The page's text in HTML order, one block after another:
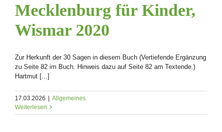
Mecklenburg für Kinder,
Wismar 2020
Zur Herkunft der 30 Sagen in diesem Buch (Vertiefende Ergänzung
zu Seite 82 im Buch. Hinweis dazu auf Seite 82 am Textende.)
Hartmut [...]
17.03.2026 | Allgemeines
Weiterlesen